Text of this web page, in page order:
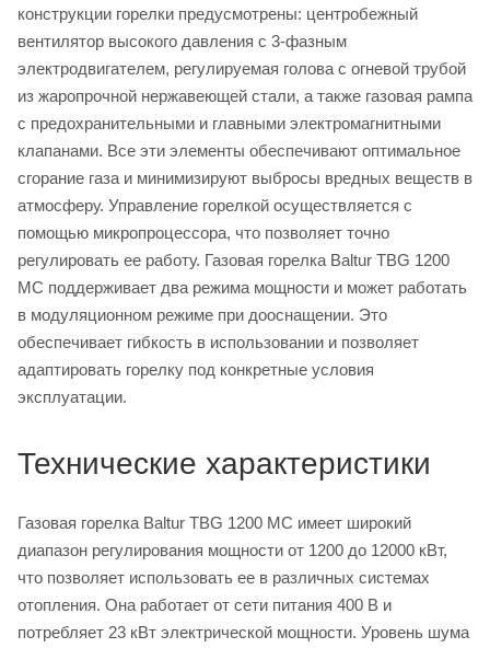
конструкции горелки предусмотрены: центробежный
вентилятор высокого давления с 3-фазным
электродвигателем, регулируемая голова с огневой трубой
из жаропрочной нержавеющей стали, а также газовая рампа
с предохранительными и главными электромагнитными
клапанами. Все эти элементы обеспечивают оптимальное
сгорание газа и минимизируют выбросы вредных веществ в
атмосферу. Управление горелкой осуществляется с
помощью микропроцессора, что позволяет точно
регулировать ее работу. Газовая горелка Baltur TBG 1200
MC поддерживает два режима мощности и может работать
в модуляционном режиме при дооснащении. Это
обеспечивает гибкость в использовании и позволяет
адаптировать горелку под конкретные условия
эксплуатации.
Технические характеристики
Газовая горелка Baltur TBG 1200 MC имеет широкий
диапазон регулирования мощности от 1200 до 12000 кВт,
что позволяет использовать ее в различных системах
отопления. Она работает от сети питания 400 В и
потребляет 23 кВт электрической мощности. Уровень шума